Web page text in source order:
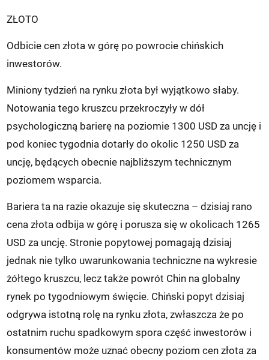
ZŁOTO
Odbicie cen złota w górę po powrocie chińskich
inwestorów.
Miniony tydzień na rynku złota był wyjątkowo słaby.
Notowania tego kruszcu przekroczyły w dół
psychologiczną barierę na poziomie 1300 USD za uncję i
pod koniec tygodnia dotarły do okolic 1250 USD za
uncję, będących obecnie najbliższym technicznym
poziomem wsparcia.
Bariera ta na razie okazuje się skuteczna – dzisiaj rano
cena złota odbija w górę i porusza się w okolicach 1265
USD za uncję. Stronie popytowej pomagają dzisiaj
jednak nie tylko uwarunkowania techniczne na wykresie
żółtego kruszcu, lecz także powrót Chin na globalny
rynek po tygodniowym święcie. Chiński popyt dzisiaj
odgrywa istotną rolę na rynku złota, zwłaszcza że po
ostatnim ruchu spadkowym spora część inwestorów i
konsumentów może uznać obecny poziom cen złota za